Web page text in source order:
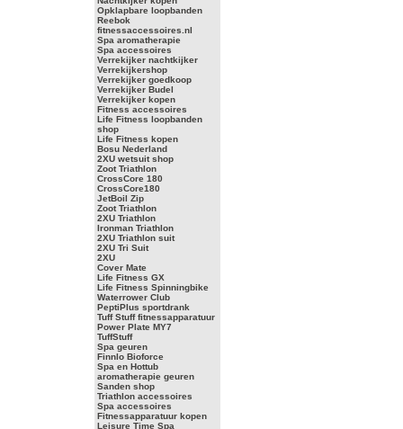
Opklapbare loopbanden
Reebok
fitnessaccessoires.nl
Spa aromatherapie
Spa accessoires
Verrekijker nachtkijker
Verrekijkershop
Verrekijker goedkoop
Verrekijker Budel
Verrekijker kopen
Fitness accessoires
Life Fitness loopbanden
shop
Life Fitness kopen
Bosu Nederland
2XU wetsuit shop
Zoot Triathlon
CrossCore 180
CrossCore180
JetBoil Zip
Zoot Triathlon
2XU Triathlon
Ironman Triathlon
2XU Triathlon suit
2XU Tri Suit
2XU
Cover Mate
Life Fitness GX
Life Fitness Spinningbike
Waterrower Club
PeptiPlus sportdrank
Tuff Stuff fitnessapparatuur
Power Plate MY7
TuffStuff
Spa geuren
Finnlo Bioforce
Spa en Hottub
aromatherapie geuren
Sanden shop
Triathlon accessoires
Spa accessoires
Fitnessapparatuur kopen
Leisure Time Spa